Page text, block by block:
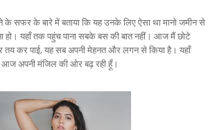
के सफर के बारे में बताया कि यह उनके लिए ऐसा था मानो जमीन से
यहाँ तक पहुंच पाना सबके बस की बात नहीं। आज मैं छोटे
तय कर पाई, यह सब अपनी मेहनत और लगन से किया है। यहाँ
आज अपनी मंजिल की ओर बढ़ रही हूँ।